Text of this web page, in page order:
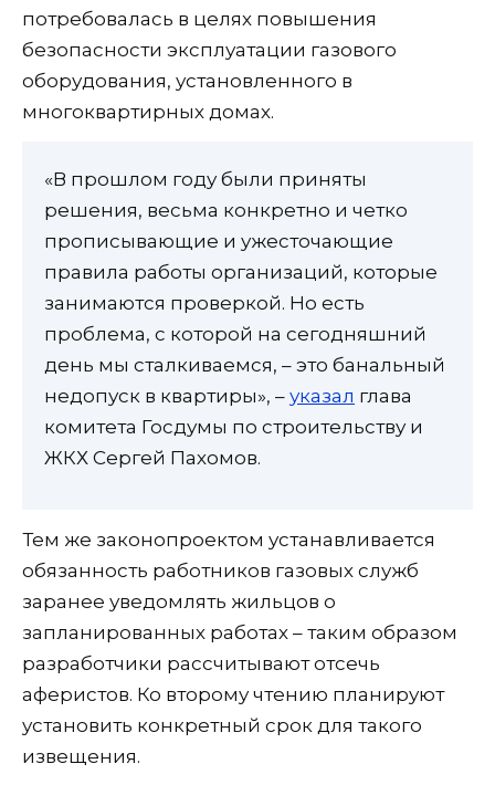
потребовалась в целях повышения
безопасности эксплуатации газового
оборудования, установленного в
многоквартирных домах.
«В прошлом году были приняты
решения, весьма конкретно и четко
прописывающие и ужесточающие
правила работы организаций, которые
занимаются проверкой. Но есть
проблема, с которой на сегодняшний
день мы сталкиваемся, – это банальный
недопуск в квартиры», – указал глава
комитета Госдумы по строительству и
ЖКХ Сергей Пахомов.
Тем же законопроектом устанавливается
обязанность работников газовых служб
заранее уведомлять жильцов о
запланированных работах – таким образом
разработчики рассчитывают отсечь
аферистов. Ко второму чтению планируют
установить конкретный срок для такого
извещения.